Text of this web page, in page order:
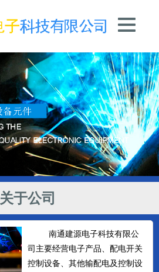
关于公司
南通建源电子科技有限公
司主要经营电子产品、配电开关
控制设备、其他输配电及控制设